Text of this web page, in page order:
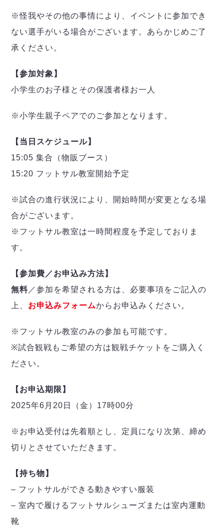
※怪我やその他の事情により、イベントに参加でき
ない選手がいる場合がございます。あらかじめご了
承ください。
【参加対象】
小学生のお子様とその保護者様お一人
※小学生親子ペアでのご参加となります。
【当日スケジュール】
15:05 集合（物販ブース）
15:20 フットサル教室開始予定
※試合の進行状況により、開始時間が変更となる場
合がございます。
※フットサル教室は一時間程度を予定しておりま
す。
【参加費／お申込み方法】
無料 ／参加を希望される方は、必要事項をご記入の
上、 お申込みフォームからお申込みください。
※フットサル教室のみの参加も可能です。
※試合観戦もご希望の方は観戦チケットをご購入く
ださい。
【お申込期限】
2025年6月20日（金）17時00分
※お申込受付は先着順とし、定員になり次第、締め
切りとさせていただきます。
【持ち物】
– フットサルができる動きやすい服装
– 室内で履けるフットサルシューズまたは室内運動
靴